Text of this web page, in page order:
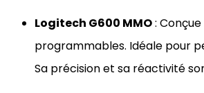
Logitech G600 MMO:
programmables. Idéale pour
Sa précision et sa réactivité